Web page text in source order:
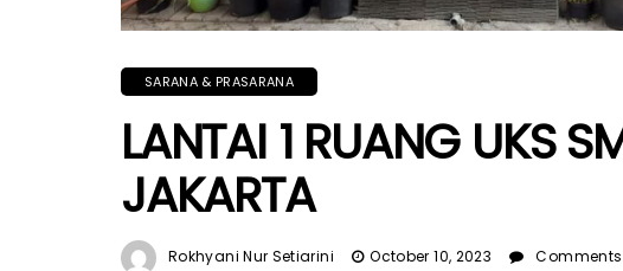
SARANA & PRASARANA
LANTAI 1 RUANG UKS
JAKARTA
Rokhyani Nur Setiarini October 10, 2023 Comments